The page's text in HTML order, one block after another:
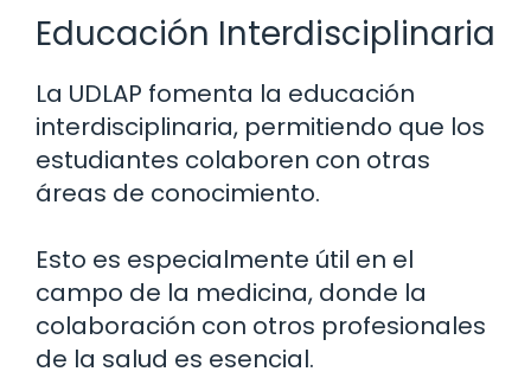
Educación Interdisciplinaria
La UDLAP fomenta la educación
interdisciplinaria, permitiendo que los
estudiantes colaboren con otras
áreas de conocimiento.
Esto es especialmente útil en el
campo de la medicina, donde la
colaboración con otros profesionales
de la salud es esencial.